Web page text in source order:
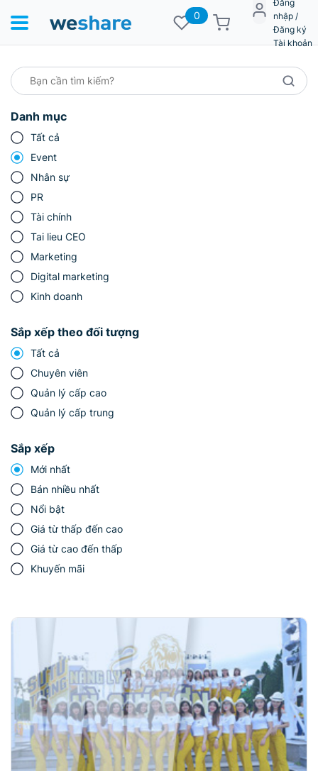
0
Đăng
nhập /
Đăng ký
Tài khoản
Danh mục
Tất cả
Event
Nhân sự
PR
Tài chính
Tai lieu CEO
Marketing
Digital marketing
Kinh doanh
Sắp xếp theo đối tượng
Tất cả
Chuyên viên
Quản lý cấp cao
Quản lý cấp trung
Sắp xếp
Mới nhất
Bán nhiều nhất
Nổi bật
Giá từ thấp đến cao
Giá từ cao đến thấp
Khuyến mãi